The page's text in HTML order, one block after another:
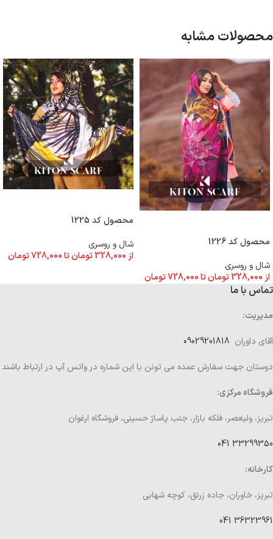
محصولات مشابه
محصول کد 1226
شال و روسری
از 328,000تومانتا728,000تومان
محصول کد 1225
شال و روسری
از 328,000تومانتا728,000تومان
تماس با ما
مدیریت:
آقای داوران
دوستان جهت سفارش عمده می تونن با این شماره در واتس آپ در ارتباط باشند
فروشگاه مرکزی:
تبریز، ولیعصر، فلکه بازار، جنب پاساژ حسینی، فروشگاه ارغوان
33299350 041
کارخانه:
تبریز، خاوران، جاده زرنق، کوچه شهابی
36323961 041